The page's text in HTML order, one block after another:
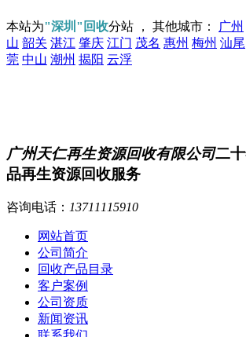
本站为"深圳"回收分站 ， 其他城市： 广州
山 韶关 湛江 肇庆 江门 茂名 惠州 梅州 汕尾
莞 中山 潮州 揭阳 云浮
广州天仁再生资源回收有限公司二
品再生资源回收服务
咨询电话： 13711115910
网站首页
公司简介
回收产品目录
客户案例
公司资质
新闻资讯